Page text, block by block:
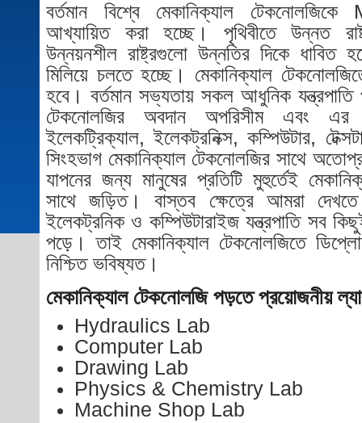
বর্তমান বিশ্বে মেকানিক্যাল
আখ্যায়িত করা হচ্ছে। পৃথিবীতে উন্নত
উন্নয়নশীল রাষ্ট্রগুলো উন্নতির দিকে ধাবিত
মিলিয়ে চলতে হচ্ছে। মেকানিক্যাল
হবে। বর্তমান সভ্যতায় সকল আধুনিক যন্ত্রপাতি
টেকনোলজির অবদান অপরিসীম এবং
ইলেকট্রিক্যাল, ইলেকট্রনিক্স, কম্পিউটার,
সিংহভাগ মেকানিক্যাল টেকনোলজির সাথে
যাপনের জন্য মানুষের প্রতিটি মুহুর্তেই
সাথে জড়িত। বাস্তব ক্ষেত্রে আমরা দেখতে
ইলেকট্রনিক ও কম্পিউটারাইজ যন্ত্রপাতি সব
পড়ে। তাই মেকানিক্যাল টেকনোলজিতে
নিশ্চিত ভবিষ্যত।
মেকানিক্যাল টেকনোলজি পড়তে প্রয়োজনীয়
Hydraulics Lab
Computer Lab
Drawing Lab
Physics & Chemistry Lab
Machine Shop Lab